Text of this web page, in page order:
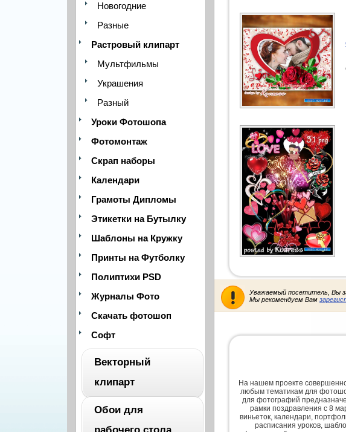
Новогодние
Разные
Растровый клипарт
Мультфильмы
Украшения
Разный
Уроки Фотошопа
Фотомонтаж
Скрап наборы
Календари
Грамоты Дипломы
Этикетки на Бутылку
Шаблоны на Кружку
Принты на Футболку
Полиптихи PSD
Журналы Фото
Скачать фотошоп
Софт
Векторный
клипарт
Обои для
Уважаемый посетитель, Вы
Мы рекомендуем Вам
На нашем проекте
любым тематикам для
для фотографий
рамки поздравления с 8
виньеток, календари,
расписания уроков,